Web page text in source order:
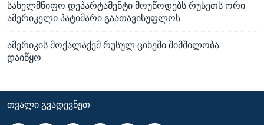
სახელმწიფო დეპარტამენტი მოუწოდებს რუსეთს ორი
ამერიკელი პატიმარი გაათავისუფლოს
ამერიკის მოქალაქემ რუსულ ციხეში შიმშილობა
დაიწყო
ᲗᲕᲐᲚᲘ ᲒᲕᲐᲓᲔᲕᲜᲔᲗ